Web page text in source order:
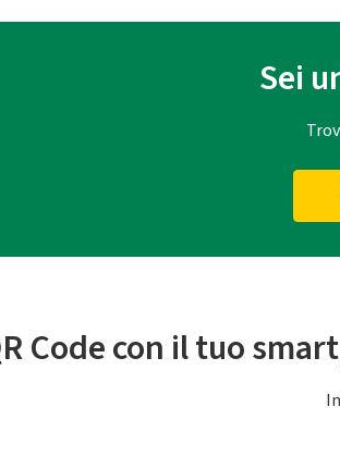
Sei
Code con il tuo